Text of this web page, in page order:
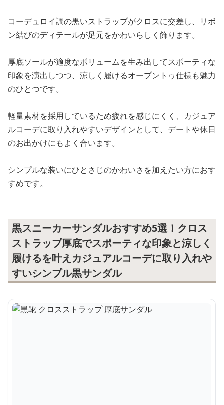
コーデュロイ調の黒いストラップがクロスに交差し、リボ
ン結びのディテールが足元をかわいらしく飾ります。
厚底ソールが適度なボリュームを生み出してスポーティな
印象を演出しつつ、涼しく履けるオープントゥ仕様も魅力
のひとつです。
軽量素材を採用しているため疲れを感じにくく、カジュア
ルコーデに取り入れやすいデザインとして、デートや休日
のお出かけにもよく合います。
シンプルな装いにひとさじのかわいさを加えたい方におす
すめです。
黒スニーカーサンダルおすすめ5選！クロス
ストラップ厚底でスポーティな印象と涼しく
履けるを叶えカジュアルコーデに取り入れや
すいシンプル黒サンダル